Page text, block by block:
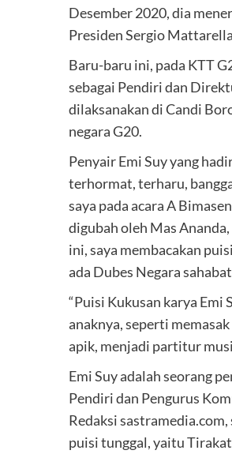
Desember 2020, dia
Presiden Sergio
Baru-baru ini, pada KTT
sebagai Pendiri dan
dilaksanakan di Candi
negara G20.
Penyair Emi Suy yang
terhormat, terharu,
saya pada acara A
digubah oleh Mas
ini, saya membacakan
ada Dubes Negara
“Puisi Kukusan karya Emi
anaknya, seperti
apik, menjadi partitur
Emi Suy adalah seorang
Pendiri dan Pengurus
Redaksi
puisi tunggal, yaitu